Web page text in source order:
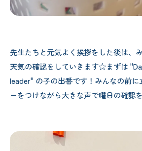
先生たちと元気よく挨拶をした後は、
天気の確認をしていきます☆まずは
leader" の子の出番です！みんなの前に
ーをつけながら大きな声で曜日の確認